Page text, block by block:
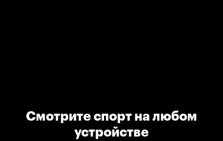
Смотрите спорт на любом
устройстве